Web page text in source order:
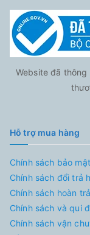
Website đã
Hỗ trợ mua hàng
Chính sách bảo mật
Chính sách đổi trả
Chính sách hoàn
Chính sách và qui
Chính sách vận